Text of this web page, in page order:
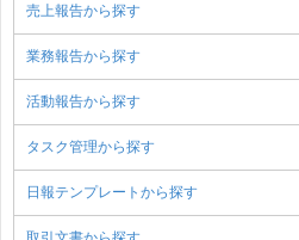
売上報告から探す
業務報告から探す
活動報告から探す
タスク管理から探す
日報テンプレートから探す